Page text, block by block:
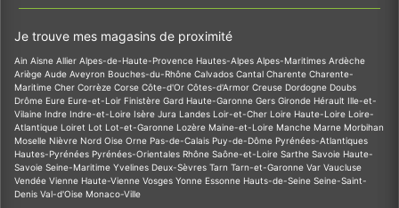
Je trouve mes magasins de proximité
Ain Aisne Allier Alpes-de-Haute-Provence Hautes-Alpes Alpes-Maritimes Ardèche
Ariège Aude Aveyron Bouches-du-Rhône Calvados Cantal Charente Charente-
Maritime Cher Corrèze Corse Côte-d'Or Côtes-d'Armor Creuse Dordogne Doubs
Drôme Eure Eure-et-Loir Finistère Gard Haute-Garonne Gers Gironde Hérault Ille-et-
Vilaine Indre Indre-et-Loire Isère Jura Landes Loir-et-Cher Loire Haute-Loire Loire-
Atlantique Loiret Lot Lot-et-Garonne Lozère Maine-et-Loire Manche Marne Morbihan
Moselle Nièvre Nord Oise Orne Pas-de-Calais Puy-de-Dôme Pyrénées-Atlantiques
Hautes-Pyrénées Pyrénées-Orientales Rhône Saône-et-Loire Sarthe Savoie Haute-
Savoie Seine-Maritime Yvelines Deux-Sèvres Tarn Tarn-et-Garonne Var Vaucluse
Vendée Vienne Haute-Vienne Vosges Yonne Essonne Hauts-de-Seine Seine-Saint-
Denis Val-d'Oise Monaco-Ville